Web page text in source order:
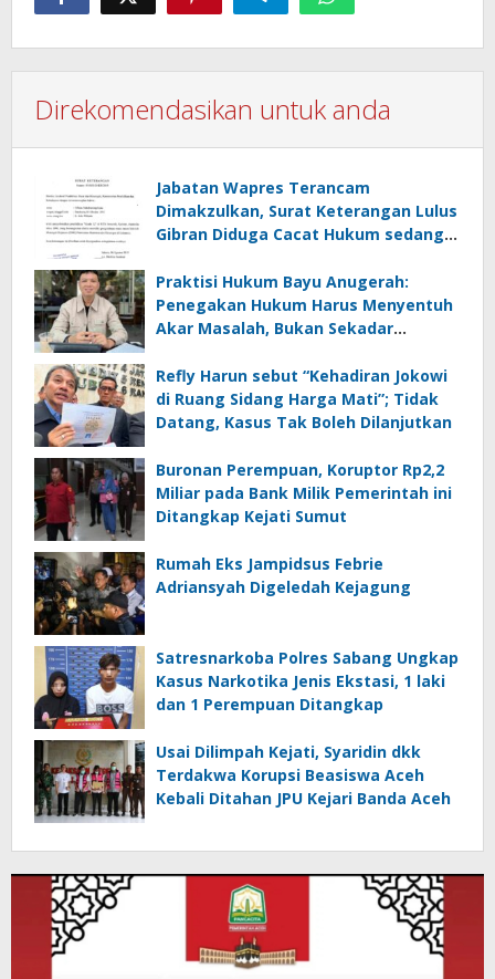
Direkomendasikan untuk anda
Jabatan Wapres Terancam
Dimakzulkan, Surat Keterangan Lulus
Gibran Diduga Cacat Hukum sedang
Praktisi Hukum Bayu Anugerah:
Penegakan Hukum Harus Menyentuh
Akar Masalah, Bukan Sekadar
Refly Harun sebut “Kehadiran Jokowi
di Ruang Sidang Harga Mati”; Tidak
Datang, Kasus Tak Boleh Dilanjutkan
Buronan Perempuan, Koruptor Rp2,2
Miliar pada Bank Milik Pemerintah ini
Ditangkap Kejati Sumut
Rumah Eks Jampidsus Febrie
Adriansyah Digeledah Kejagung
Satresnarkoba Polres Sabang Ungkap
Kasus Narkotika Jenis Ekstasi, 1 laki
dan 1 Perempuan Ditangkap
Usai Dilimpah Kejati, Syaridin dkk
Terdakwa Korupsi Beasiswa Aceh
Kebali Ditahan JPU Kejari Banda Aceh